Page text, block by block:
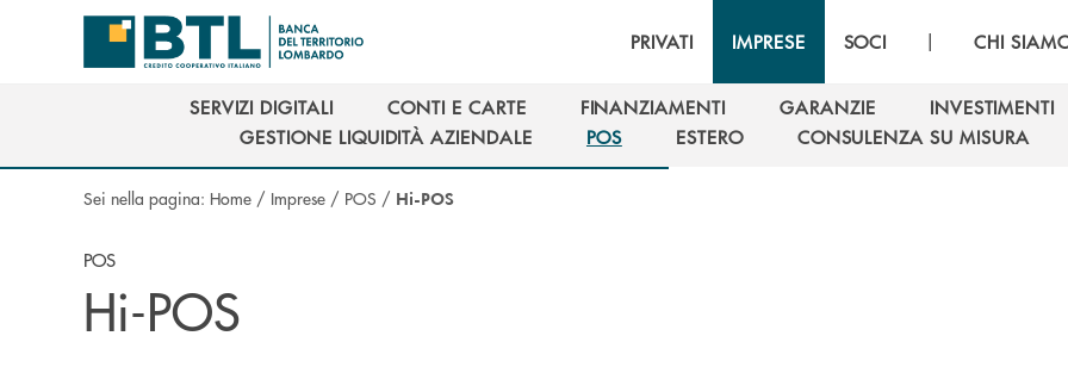
Salta al contenuto principale
PRIVATI IMPRESE SOCI | CHI
SERVIZI DIGITALI
SERVIZI DIGITALI
CONTI E CARTE
CONTI E CARTE
FINANZIAMENTI
FINANZIAMENTI
GARANZIE
GARANZIE
INVESTIMENTI
INVESTIMENTI
GESTIONE LIQUIDITÀ AZIENDALE
GESTIONE LIQUIDITÀ AZIENDALE
POS
POS
ESTERO
CONSULENZA SU MISURA
Sei nella pagina: Home / Imprese / POS / Hi-POS
POS
Hi-POS